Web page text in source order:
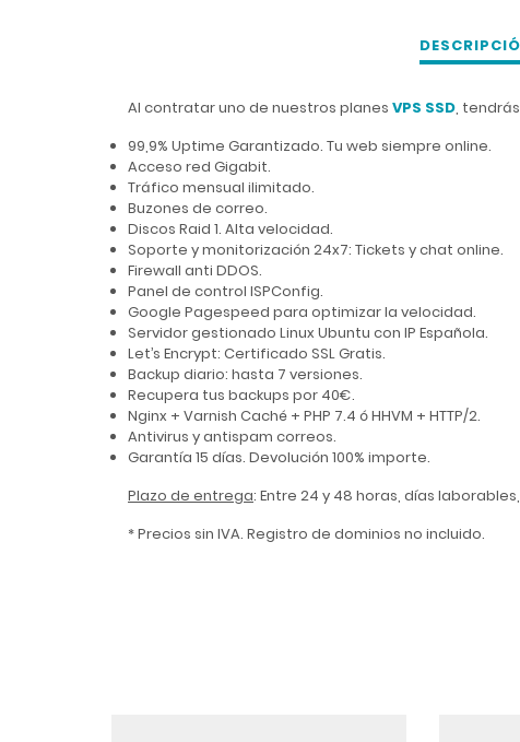
Al contratar uno de nuestros planes VPS SSD,
99,9% Uptime Garantizado. Tu web siempre online.
Acceso red Gigabit.
Tráfico mensual ilimitado.
Buzones de correo.
Discos Raid 1. Alta velocidad.
Soporte y monitorización 24x7: Tickets y chat online.
Firewall anti DDOS.
Panel de control ISPConfig.
Google Pagespeed para optimizar la velocidad.
Servidor gestionado Linux Ubuntu con IP Española.
Let’s Encrypt: Certificado SSL Gratis.
Backup diario: hasta 7 versiones.
Recupera tus backups por 40€.
Nginx + Varnish Caché + PHP 7.4 ó HHVM + HTTP/2.
Antivirus y antispam correos.
Garantía 15 días. Devolución 100% importe.
Plazo de entrega: Entre 24 y 48 horas, días
* Precios sin IVA. Registro de dominios no incluido.